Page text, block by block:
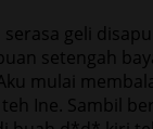
geli
setengah
mulai
Ine. Sambil